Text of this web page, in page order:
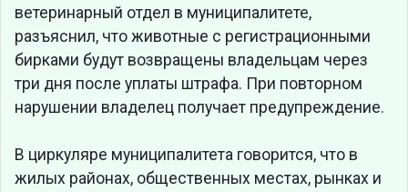
ветеринарный отдел в муниципалитете,
разъяснил, что животные с регистрационными
бирками будут возвращены владельцам через
три дня после уплаты штрафа. При повторном
нарушении владелец получает предупреждение.
В циркуляре муниципалитета говорится, что в
жилых районах, общественных местах, рынках и